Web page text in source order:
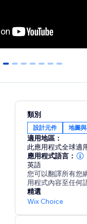
0 1 2 3 4 5 6
類別
設計元件 地圖
適用地區：
此應用程式全球適
應用程式語言：
英語
您可以翻譯所有您
用程式內容至任何
精選
Wix Choice